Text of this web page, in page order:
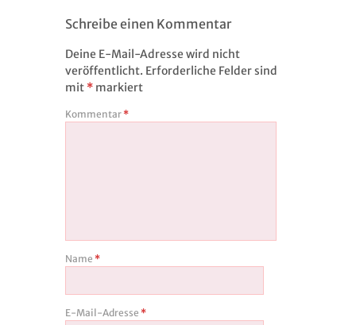
Schreibe einen Kommentar
Deine E-Mail-Adresse wird nicht
veröffentlicht. Erforderliche Felder sind
mit * markiert
Kommentar *
Name *
E-Mail-Adresse *